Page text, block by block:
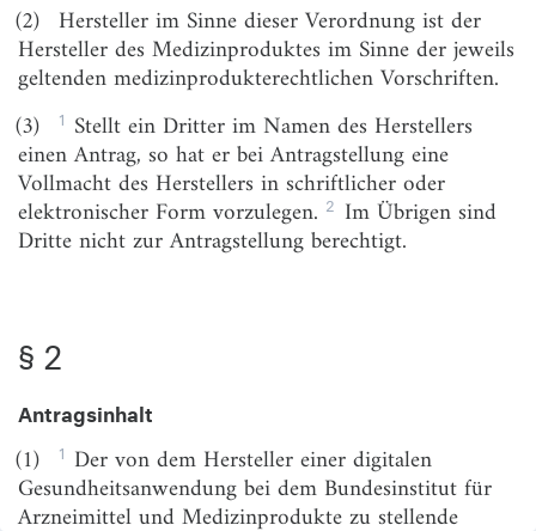
Gesundheitsanwendungen
§ 3
Anforderungen an Sicherheit und
Funktionstauglichkeit
§ 4
Anforderungen an Datenschutz und Datensicherheit
§ 5
Anforderungen an Qualität
§ 6
Qualitätsanforderungen nach § 5 Absatz 1;
Festlegungen zur Interoperabilität
Anforderungen an den Nachweis positiver
Versorgungseffekte
(2) Hersteller im Sinne dieser Verordnung ist der
Hersteller des Medizinproduktes im Sinne der jeweils
geltenden medizinprodukterechtlichen Vorschriften.
(3)
1 Stellt ein Dritter im Namen des Herstellers
einen Antrag, so hat er bei Antragstellung eine
Vollmacht des Herstellers in schriftlicher oder
elektronischer Form vorzulegen. 2 Im Übrigen sind
Dritte nicht zur Antragstellung berechtigt.
§ 2
Antragsinhalt
(1) 1 Der von dem Hersteller einer digitalen
Gesundheitsanwendung bei dem Bundesinstitut für
Arzneimittel und Medizinprodukte zu stellende